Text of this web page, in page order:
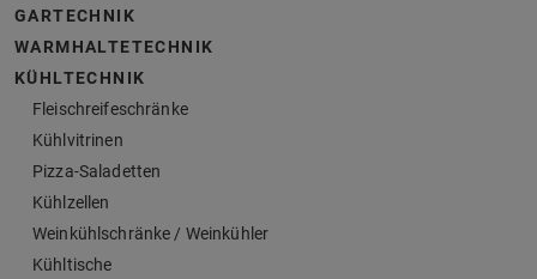
GARTECHNIK
WARMHALTETECHNIK
KÜHLTECHNIK
Fleischreifeschränke
Kühlvitrinen
Pizza-Saladetten
Kühlzellen
Weinkühlschränke / Weinkühler
Kühltische